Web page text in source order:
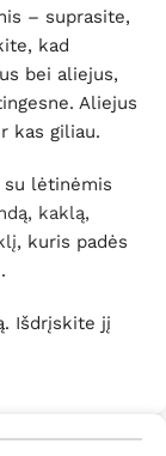
– suprasite,
kad
bei aliejus,
Aliejus
kas giliau.
su lėtinėmis
kaklą,
, kuris padės
Išdrįskite jį